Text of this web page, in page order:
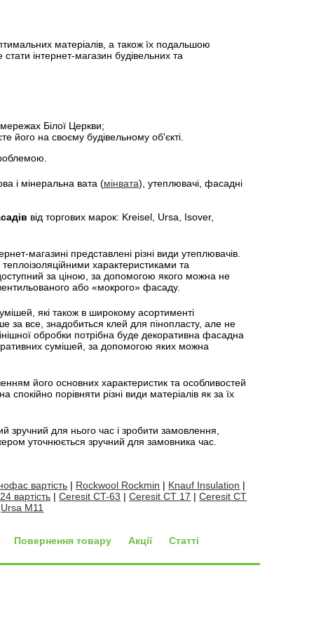
635,05 грн.
матеріалів, а також їх подальшою
інтернет-магазин будівельних та
мережах Білої Церкви;
його на своєму будівельному об'єкті.
і мінеральна вата (мінвата), утеплювачі, фасадні
від торгових марок: Kreisel, Ursa, Isover,
магазині представлені різні види утеплювачів.
характеристиками та
за ціною, за допомогою якого можна не
або «мокрого» фасаду.
які також в широкому асортименті
за все, знадобиться клей для пінопласту, але не
обробки потрібна буде декоративна фасадна
сумішей, за допомогою яких можна
його основних характеристик та особливостей
спокійно порівняти різні види матеріалів як за їх
для нього час і зробити замовлення,
уточнюється зручний для замовника час.
вартість | Rockwool Rockmin | Knauf Insulation |
вартість |Ceresit CT-63 |Ceresit CT 17 |Ceresit CT
Ursa M11
Повернення товару Акції
Статті